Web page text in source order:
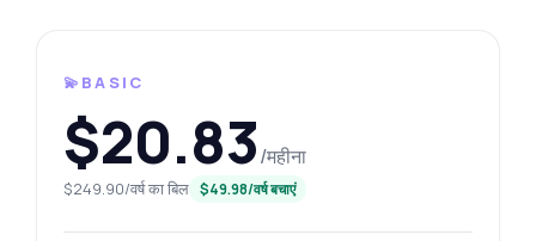
💫BASIC
$20.83/महीना
$249.90/वर्ष का बिल $49.98/वर्ष बचाएं